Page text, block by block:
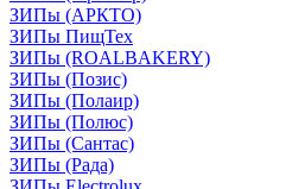
ЗИПы (АРКТО)
ЗИПы ПищТех
ЗИПы (ROALBAKERY)
ЗИПы (Позис)
ЗИПы (Полаир)
ЗИПы (Полюс)
ЗИПы (Сантас)
ЗИПы (Рада)